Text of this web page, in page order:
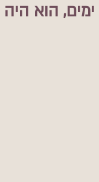
הוא